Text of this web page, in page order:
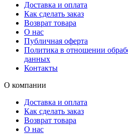
Доставка и оплата
Как сделать заказ
Возврат товара
О нас
Публичная оферта
Политика в отношении
данных
Контакты
О компании
Доставка и оплата
Как сделать заказ
Возврат товара
О нас